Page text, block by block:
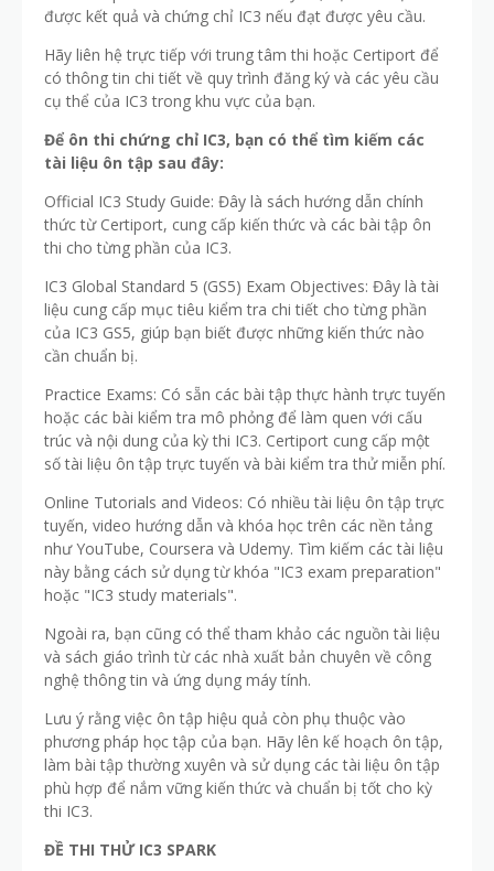
được kết quả và chứng chỉ IC3 nếu đạt được yêu cầu.
Hãy liên hệ trực tiếp với trung tâm thi hoặc Certiport để
có thông tin chi tiết về quy trình đăng ký và các yêu cầu
cụ thể của IC3 trong khu vực của bạn.
Để ôn thi chứng chỉ IC3, bạn có thể tìm kiếm các
tài liệu ôn tập sau đây:
Official IC3 Study Guide: Đây là sách hướng dẫn chính
thức từ Certiport, cung cấp kiến thức và các bài tập ôn
thi cho từng phần của IC3.
IC3 Global Standard 5 (GS5) Exam Objectives: Đây là tài
liệu cung cấp mục tiêu kiểm tra chi tiết cho từng phần
của IC3 GS5, giúp bạn biết được những kiến thức nào
cần chuẩn bị.
Practice Exams: Có sẵn các bài tập thực hành trực tuyến
hoặc các bài kiểm tra mô phỏng để làm quen với cấu
trúc và nội dung của kỳ thi IC3. Certiport cung cấp một
số tài liệu ôn tập trực tuyến và bài kiểm tra thử miễn phí.
Online Tutorials and Videos: Có nhiều tài liệu ôn tập trực
tuyến, video hướng dẫn và khóa học trên các nền tảng
như YouTube, Coursera và Udemy. Tìm kiếm các tài liệu
này bằng cách sử dụng từ khóa "IC3 exam preparation"
hoặc "IC3 study materials".
Ngoài ra, bạn cũng có thể tham khảo các nguồn tài liệu
và sách giáo trình từ các nhà xuất bản chuyên về công
nghệ thông tin và ứng dụng máy tính.
Lưu ý rằng việc ôn tập hiệu quả còn phụ thuộc vào
phương pháp học tập của bạn. Hãy lên kế hoạch ôn tập,
làm bài tập thường xuyên và sử dụng các tài liệu ôn tập
phù hợp để nắm vững kiến thức và chuẩn bị tốt cho kỳ
thi IC3.
ĐỀ THI THỬ IC3 SPARK